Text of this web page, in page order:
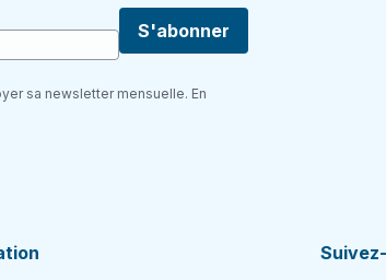
S'abonner
sa newsletter mensuelle. En